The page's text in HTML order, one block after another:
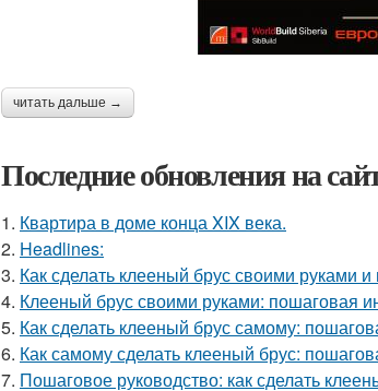
читать дальше →
Последние обновления на
1. Квартира в доме конца XIX века.
2. Headlines:
3. Как сделать клееный брус своими руками и
4. Клееный брус своими руками: пошаговая
5. Как сделать клееный брус самому:
6. Как самому сделать клееный брус:
7. Пошаговое руководство: как сделать